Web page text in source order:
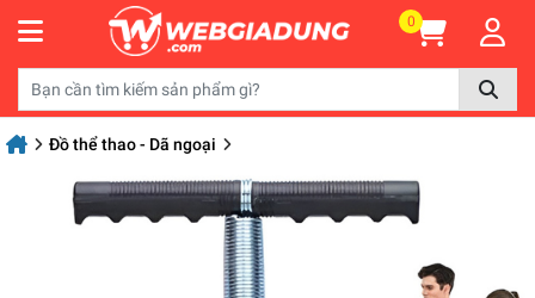
0
Đồ thể thao - Dã ngoại